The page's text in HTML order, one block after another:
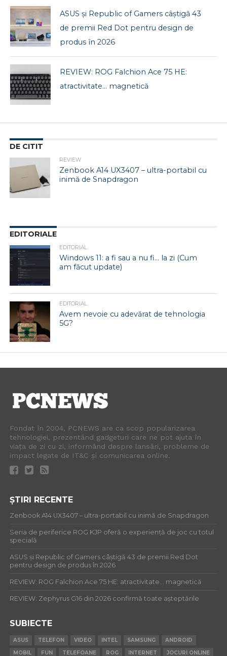
ASUS și Republic of Gamers câștigă 43
de premii Red Dot pentru design de
produs în 2026
REVIEW: ROG Falchion Ace 75 HE:
atractivitate… magnetică
DE CITIT
REVIEW
Zenbook A14 UX3407 – ultra-portabil cu
inimă de Snapdragon
EDITORIALE
EDITORIAL
Windows 11: a fi sau a nu fi… la zi (Cum
am făcut update)
EDITORIAL
Avem nevoie cu adevărat de tehnologia
5G?
Fondat în 2004, PCNEWS are ca scop popularizarea
tehnologiei, prezentând gadgeturi care ne pot ajuta în
viața de zi cu zi, informând despre lansări, probleme de
impact legate de IT&C și comunicarea online.
ȘTIRI RECENTE
Zenbook A14 UX3407 – ultra-portabil cu inimă de Snapdragon
Seria de periferice ROG KJP oferă o experiență de joc cu totul
specială
ASUS și Republic of Gamers câștigă 43 de premii Red Dot
pentru design de produs în 2026
REVIEW: ROG Falchion Ace 75 HE: atractivitate… magnetică
REVIEW: Zephyrus G16 din 2026 confirmă toate așteptările
SUBIECTE
ASUS TELEFON VIDEO INTEL SAMSUNG
ANDROID
MOBIL
FUN TELEFOANE ROG INTERNET JOCURI ONLINE